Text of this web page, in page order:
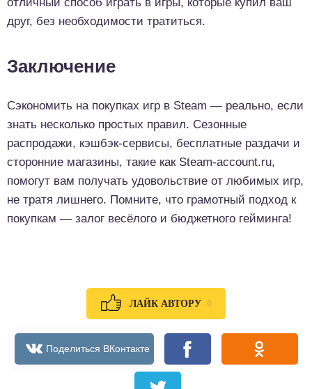
друг, без необходимости тратиться.
Заключение
Сэкономить на покупках игр в Steam — реально, если
знать несколько простых правил. Сезонные
распродажи, кэшбэк-сервисы, бесплатные раздачи и
сторонние магазины, такие как Steam-account.ru,
помогут вам получать удовольствие от любимых игр,
не тратя лишнего. Помните, что грамотный подход к
покупкам — залог весёлого и бюджетного гейминга!
ЛАЙК АВТОРУ 0